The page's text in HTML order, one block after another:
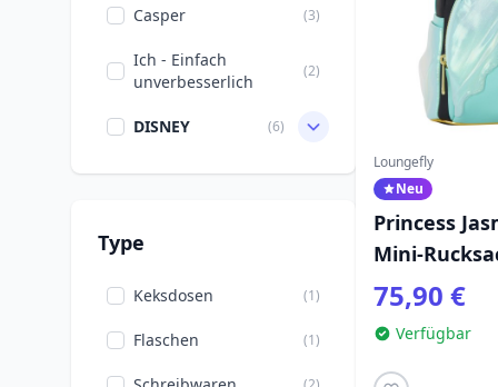
Casper (3)
Ich - Einfach
unverbesserlich
(2)
DISNEY (6)
Dinosaurier (6)
Five Nights at Freddy's (1)
Frankenstein (2)
Type
Keksdosen (1)
Flaschen (1)
Loungefly
Neu
Princess
Mini-
Charm -
Aladdin
75,90 €
Verfügbar